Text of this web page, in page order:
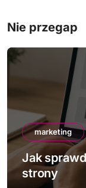
Nie przegap
marketing
Jak
strony